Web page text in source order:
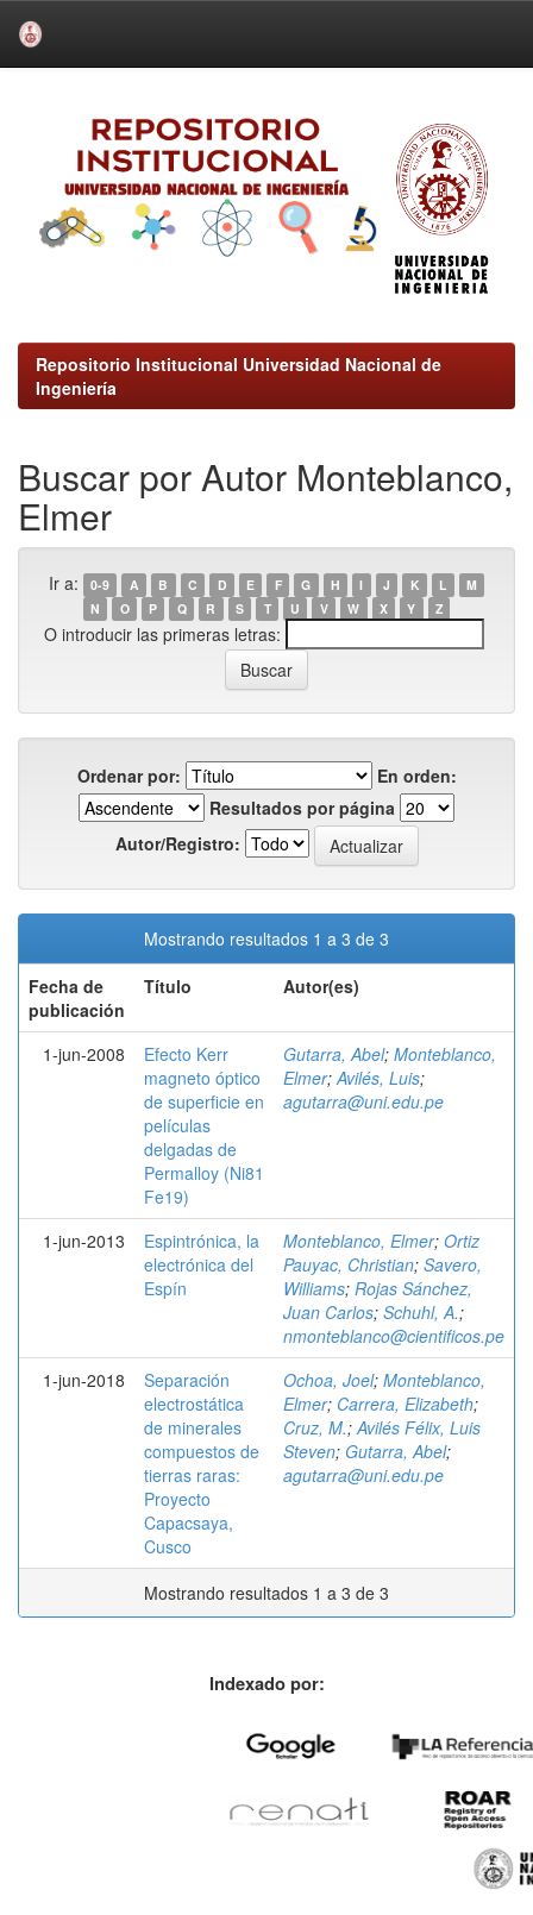
Repositorio Institucional Universidad Nacional de
Ingeniería
Buscar por Autor Monteblanco,
Elmer
Ir a: 0-9 A B C D E F G H I J K L
M
N
O P Q R S T U V W X Y Z
O introducir las primeras letras:
Ordenar por:
En orden:
Resultados por página
Autor/Registro:
Mostrando resultados 1 a 3 de 3
Fecha de
publicación
Título Autor(es)
1-jun-2008
Efecto Kerr
magneto óptico
de superficie en
películas
delgadas de
Permalloy (Ni81
Fe19)
Gutarra, Abel; Monteblanco,
Elmer; Avilés, Luis;
agutarra@uni.edu.pe
1-jun-2013
Espintrónica, la
electrónica del
Espín
Monteblanco, Elmer; Ortiz
Pauyac, Christian; Savero,
Williams; Rojas Sánchez,
Juan Carlos; Schuhl, A.;
nmonteblanco@cientificos.pe
1-jun-2018
Separación
electrostática
de minerales
compuestos de
tierras raras:
Proyecto
Capacsaya,
Cusco
Ochoa, Joel; Monteblanco,
Elmer; Carrera, Elizabeth;
Cruz, M.; Avilés Félix, Luis
Steven; Gutarra, Abel;
agutarra@uni.edu.pe
Mostrando resultados 1 a 3 de 3
Indexado por: